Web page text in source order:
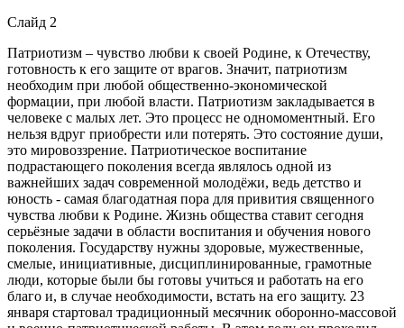
Слайд 2
Патриотизм – чувство любви к своей Родине, к Отечеству,
готовность к его защите от врагов. Значит, патриотизм
необходим при любой общественно-экономической
формации, при любой власти. Патриотизм закладывается в
человеке с малых лет. Это процесс не одномоментный. Его
нельзя вдруг приобрести или потерять. Это состояние души,
это мировоззрение. Патриотическое воспитание
подрастающего поколения всегда являлось одной из
важнейших задач современной молодёжи, ведь детство и
юность - самая благодатная пора для привития священного
чувства любви к Родине. Жизнь общества ставит сегодня
серьёзные задачи в области воспитания и обучения нового
поколения. Государству нужны здоровые, мужественные,
смелые, инициативные, дисциплинированные, грамотные
люди, которые были бы готовы учиться и работать на его
благо и, в случае необходимости, встать на его защиту. 23
января стартовал традиционный месячник оборонно-массовой